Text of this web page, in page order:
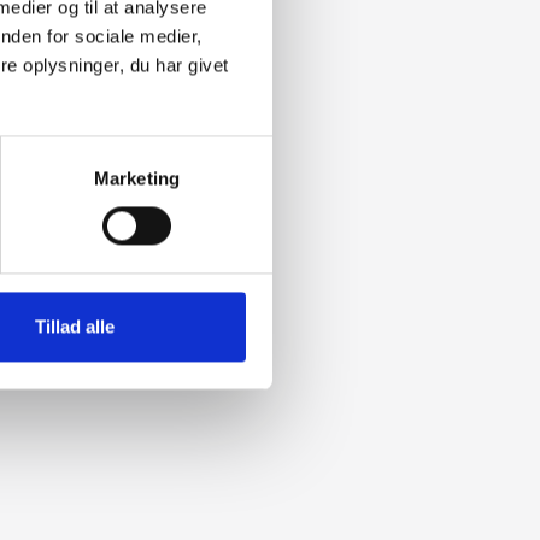
og til at analysere
for sociale medier,
oplysninger, du har givet
Marketing
Tillad alle